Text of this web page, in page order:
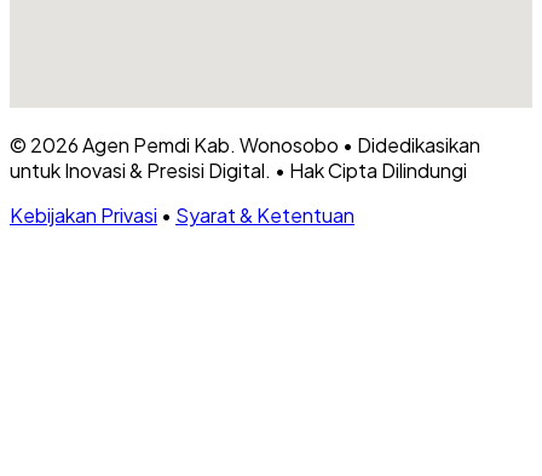
© 2026Agen Pemdi Kab. Wonosobo • Didedikasikan
untuk Inovasi & Presisi Digital. • Hak Cipta Dilindungi
Kebijakan Privasi • Syarat & Ketentuan